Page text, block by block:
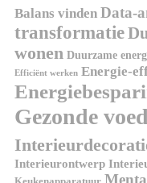
Balans vinden Data-
transformatie
wonen Duurzame
Efficiënt werken Energie-
Gezonde
Interieurontwerp